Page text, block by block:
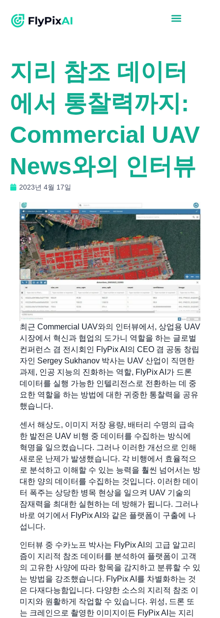
지리 참조 데이터
에서 통찰력까지:
Commercial UAV
News와의 인터뷰
2023년 4월 17일
최근 Commercial UAV와의 인터뷰에서, 상업용 UAV
시장에서 혁신과 협업의 도가니 역할을 하는 글로벌
컨퍼런스 겸 전시회인 FlyPix AI의 CEO 겸 공동 창립
자인 Sergey Sukhanov 박사는 UAV 산업이 직면한
과제, 인공 지능의 진화하는 역할, FlyPix AI가 드론
데이터를 실행 가능한 인텔리전스로 전환하는 데 중
요한 역할을 하는 방법에 대한 귀중한 통찰력을 공유
했습니다.
센서 해상도, 이미지 저장 용량, 배터리 수명의 급속
한 발전은 UAV 비행 중 데이터를 수집하는 방식에
혁명을 일으켰습니다. 그러나 이러한 개선으로 인해
새로운 난제가 발생했습니다. 각 비행에서 효율적으
로 분석하고 이해할 수 있는 능력을 훨씬 넘어서는 방
대한 양의 데이터를 수집하는 것입니다. 이러한 데이
터 폭주는 상당한 병목 현상을 일으켜 UAV 기술의
잠재력을 최대한 실현하는 데 방해가 됩니다. 그러나
바로 여기에서 FlyPix AI와 같은 플랫폼이 구출에 나
섭니다.
인터뷰 중 수카노프 박사는 FlyPix AI의 고급 알고리
즘이 지리적 참조 데이터를 분석하여 플랫폼이 고객
의 고유한 사양에 따라 항목을 감지하고 분류할 수 있
는 방법을 강조했습니다. FlyPix AI를 차별화하는 것
은 다재다능함입니다. 다양한 소스의 지리적 참조 이
미지와 원활하게 작업할 수 있습니다. 위성, 드론 또
는 크레인으로 촬영한 이미지이든 FlyPix AI는 지리